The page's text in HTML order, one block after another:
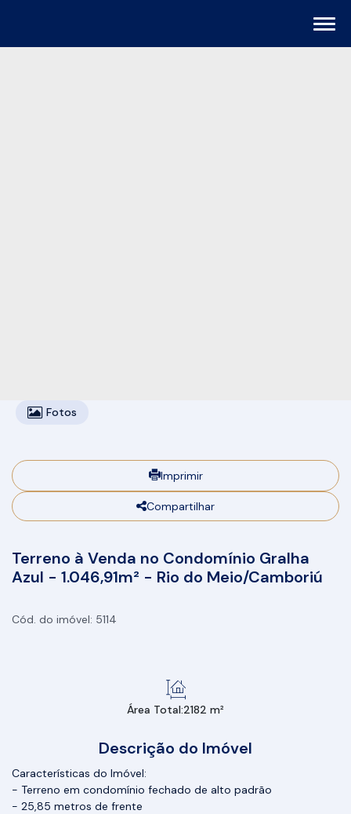
Fotos
Imprimir
Compartilhar
Terreno à Venda no Condomínio Gralha
Azul - 1.046,91m² - Rio do Meio/Camboriú
5114
Área Total:2182 m²
Descrição do Imóvel
Características do Imóvel:
- Terreno em condomínio fechado de alto padrão
- 25,85 metros de frente